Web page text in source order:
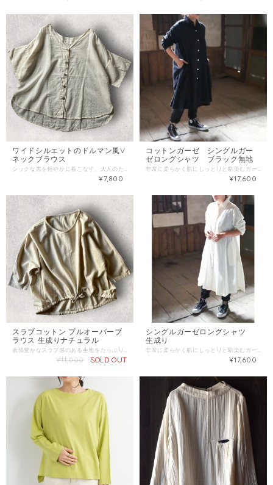
ワイドシルエットのドルマン風V
ネックブラウス
¥7,800
コットンガーゼ シングルガー
ゼロングシャツ ブラック無地
¥17,600
スラブコットン プルオーバーブ
ラウス 生成りナチュラル
¥11,000 SOLD OUT
シングルガーゼロングシャツ
生成り
¥17,600